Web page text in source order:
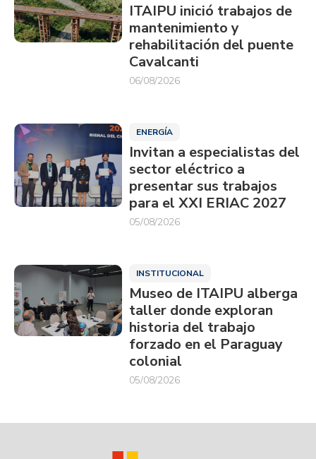
ITAIPU inició trabajos de
mantenimiento y
rehabilitación del puente
Cavalcanti
06/08/2026
ENERGÍA
Invitan a especialistas del
sector eléctrico a
presentar sus trabajos
para el XXI ERIAC 2027
05/08/2026
INSTITUCIONAL
Museo de ITAIPU alberga
taller donde exploran
historia del trabajo
forzado en el Paraguay
colonial
05/08/2026